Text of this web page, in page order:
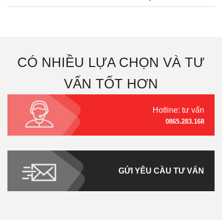
CÓ NHIỀU LỰA CHỌN VÀ TƯ
VẤN TỐT HƠN
Hotline: tư vấn
0865.283.168
GỬI YÊU CẦU TƯ VẤN